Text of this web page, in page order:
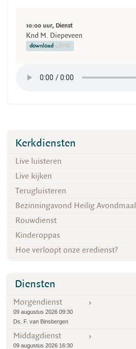
10:00 uur, Dienst
Knd M. Diepeveen
download9.8MB
Kerkdiensten
Live luisteren
Live kijken
Terugluisteren
Bezinningavond Heilig Avondmaal
Rouwdienst
Kinderoppas
Hoe verloopt onze eredienst?
Diensten
Morgendienst
09 augustus 2026 09:30
Ds. F. van Binsbergen
Middagdienst
09 augustus 2026 16:30